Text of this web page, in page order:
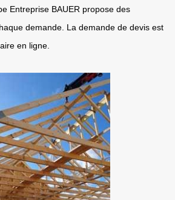
Entreprise BAUER propose des
demande. La demande de devis est
en ligne.